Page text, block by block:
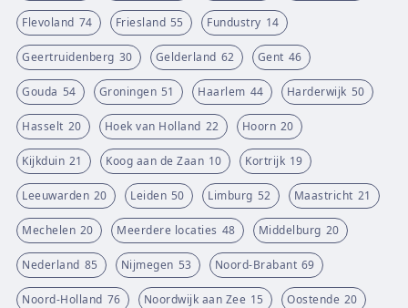
Flevoland 74 Friesland 55 Fundustry 14
Geertruidenberg 30 Gelderland 62 Gent 46
Gouda 54 Groningen 51 Haarlem 44 Harderwijk 50
Hasselt 20 Hoek van Holland 22 Hoorn 20
Kijkduin 21 Koog aan de Zaan 10 Kortrijk 19
Leeuwarden 20 Leiden 50 Limburg 52 Maastricht 21
Mechelen 20 Meerdere locaties 48 Middelburg 20
Nederland 85 Nijmegen 53 Noord-Brabant 69
Noord-Holland 76 Noordwijk aan Zee 15 Oostende 20